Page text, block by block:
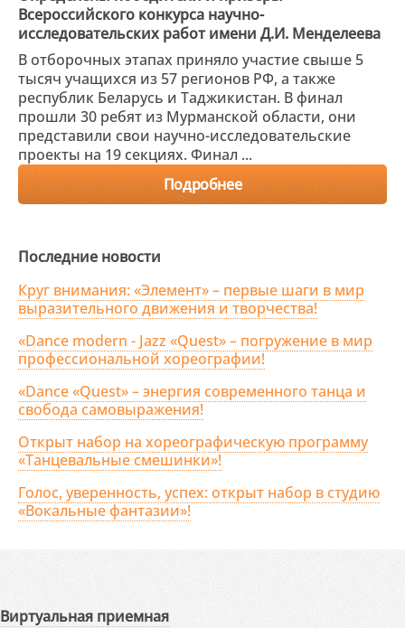
Всероссийского конкурса научно-
исследовательских работ имени Д.И. Менделеева
В отборочных этапах приняло участие свыше 5
тысяч учащихся из 57 регионов РФ, а также
республик Беларусь и Таджикистан. В финал
прошли 30 ребят из Мурманской области, они
представили свои научно-исследовательские
проекты на 19 секциях. Финал ...
Подробнее
Последние новости
Круг внимания: «Элемент» – первые шаги в мир
выразительного движения и творчества!
«Dance modern - Jazz «Quest» – погружение в мир
профессиональной хореографии!
«Dance «Quest» – энергия современного танца и
свобода самовыражения!
Открыт набор на хореографическую программу
«Танцевальные смешинки»!
Голос, уверенность, успех: открыт набор в студию
«Вокальные фантазии»!
Виртуальная приемная